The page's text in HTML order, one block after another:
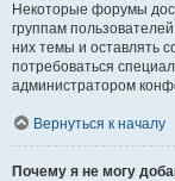
Некоторые форумы
группам
них темы и оставлять
потребоваться
администратором
Вернуться к началу
Почему я не могу